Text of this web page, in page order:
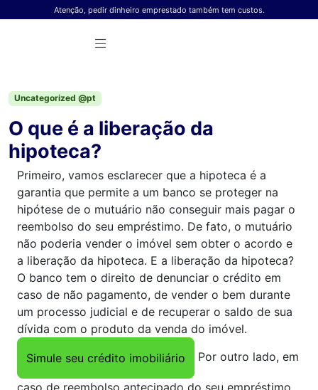
Skip to contentAtenção, pedir dinheiro emprestado também tem custos.
Uncategorized @pt
O que é a liberação da
hipoteca?
Primeiro, vamos esclarecer que a hipoteca é a
garantia que permite a um banco se proteger na
hipótese de o mutuário não conseguir mais pagar o
reembolso do seu empréstimo. De fato, o mutuário
não poderia vender o imóvel sem obter o acordo e
a liberação da hipoteca. E a liberação da hipoteca?
O banco tem o direito de denunciar o crédito em
caso de não pagamento, de vender o bem durante
um processo judicial e de recuperar o saldo de sua
dívida com o produto da venda do imóvel.
Simule seu crédito imobiliário Por outro lado, em